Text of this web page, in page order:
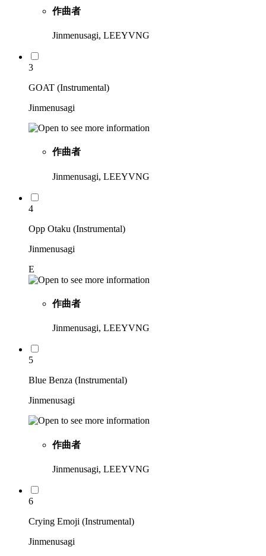
作曲者
Jinmenusagi, LEEYVNG
3
GOAT (Instrumental)
Jinmenusagi
作曲者
Jinmenusagi, LEEYVNG
4
Opp Otaku (Instrumental)
Jinmenusagi
E
作曲者
Jinmenusagi, LEEYVNG
5
Blue Benza (Instrumental)
Jinmenusagi
作曲者
Jinmenusagi, LEEYVNG
6
Crying Emoji (Instrumental)
Jinmenusagi